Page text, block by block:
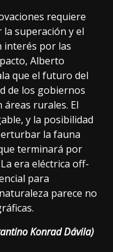
requiere
superación y el
interés por las
Alberto
que el futuro del
de los gobiernos
rurales. El
y la posibilidad
la fauna
terminará por
era eléctrica off-
para
parece no
Konrad Dávila)